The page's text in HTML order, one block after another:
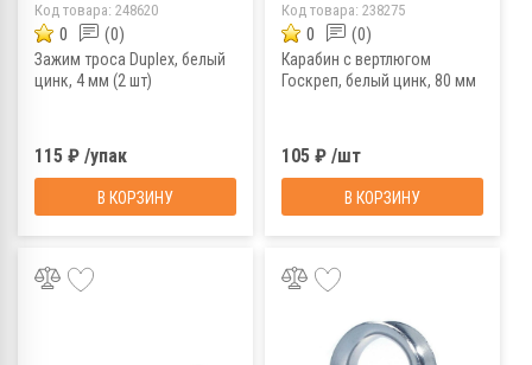
Код товара: 248620
0 (0)
Зажим троса Duplex, белый
цинк, 4 мм (2 шт)
115 ₽ /упак
В КОРЗИНУ
Код товара: 238275
0 (0)
Карабин с вертлюгом
Госкреп, белый цинк, 80 мм
105 ₽ /шт
В КОРЗИНУ